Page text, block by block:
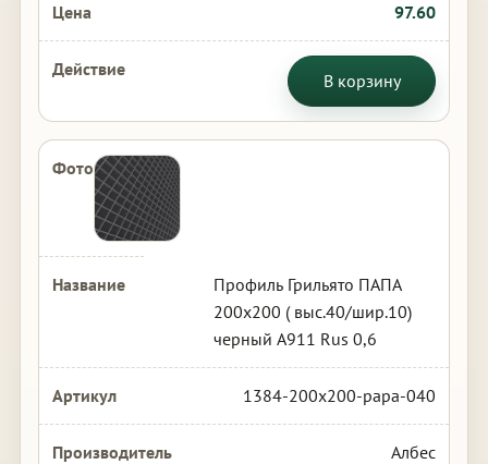
97.60
В корзину
Профиль Грильято ПАПА
200х200 ( выс.40/шир.10)
черный А911 Rus 0,6
1384-200x200-papa-040
Албес